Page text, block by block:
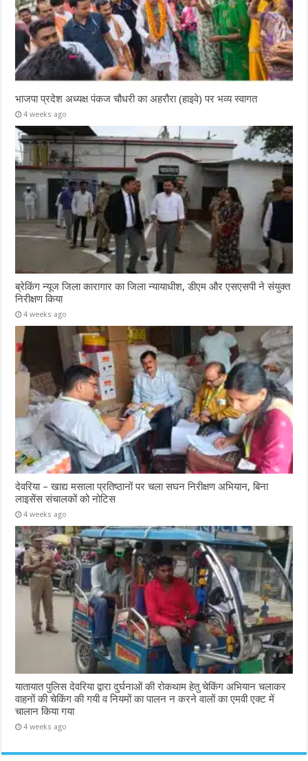
भाजपा प्रदेश अध्यक्ष पंकज चौधरी का अहरौरा (हाइवे) पर भव्य स्वागत
4 weeks ago
ब्रेकिंग न्यूज जिला कारागार का जिला न्यायाधीश, डीएम और एसएसपी ने संयुक्त
निरीक्षण किया
4 weeks ago
देवरिया – खाद्य मसाला प्रतिष्ठानों पर चला सघन निरीक्षण अभियान, बिना
लाइसेंस संचालकों को नोटिस
4 weeks ago
यातायात पुलिस देवरिया द्वारा दुर्घनाओं की रोकथाम हेतु चेकिंग अभियान चलाकर
वाहनों की चेकिंग की गयी व नियमों का पालन न करने वालों का एमवी एक्ट में
चालान किया गया
4 weeks ago